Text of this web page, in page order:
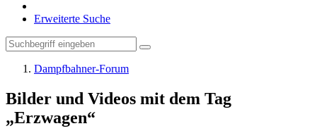
Erweiterte Suche
Dampfbahner-Forum
Bilder und Videos mit dem Tag
„Erzwagen“